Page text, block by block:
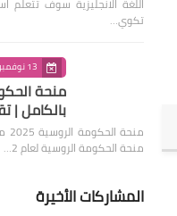
تكوي…
13 نوفمبر 2024
بالكامل |
منحة الحكومة الروسية لعام 2…
المشاركات الأخيرة